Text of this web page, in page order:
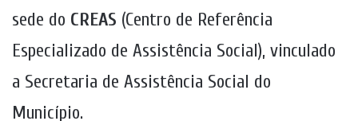
sede do CREAS (Centro de Referência
Especializado de Assistência Social), vinculado
a Secretaria de Assistência Social do
Município.